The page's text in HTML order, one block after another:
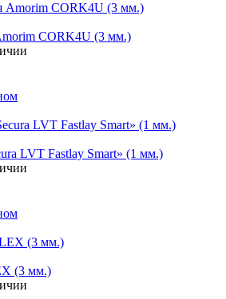
CORK4U (3 мм.)
LVT Fastlay Smart» (1 мм.)
(3 мм.)